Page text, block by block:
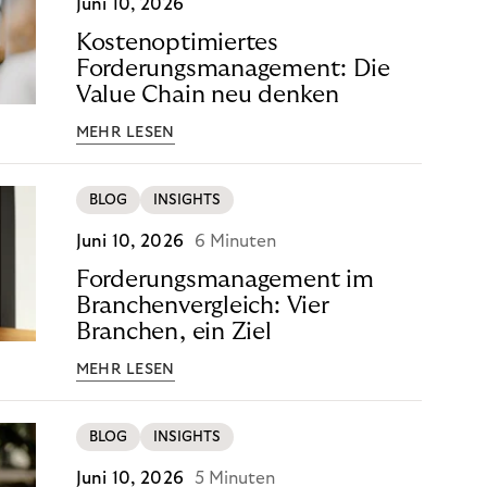
Juni 10, 2026
Kostenoptimiertes
Forderungsmanagement: Die
Value Chain neu denken
MEHR LESEN
BLOG INSIGHTS
Juni 10, 2026 6 Minuten
Forderungsmanagement im
Branchenvergleich: Vier
Branchen, ein Ziel
MEHR LESEN
BLOG INSIGHTS
Juni 10, 2026 5 Minuten